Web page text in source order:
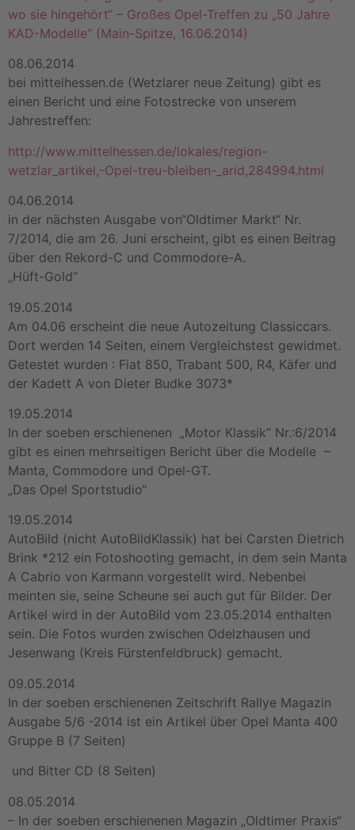
wo sie hingehört“ – Großes Opel-Treffen zu „50 Jahre
KAD-Modelle“ (Main-Spitze, 16.06.2014)
08.06.2014
bei mittelhessen.de (Wetzlarer neue Zeitung) gibt es
einen Bericht und eine Fotostrecke von unserem
Jahrestreffen:
http://www.mittelhessen.de/lokales/region-
wetzlar_artikel,-Opel-treu-bleiben-_arid,284994.html
04.06.2014
in der nächsten Ausgabe von“Oldtimer Markt“ Nr.
7/2014, die am 26. Juni erscheint, gibt es einen Beitrag
über den Rekord-C und Commodore-A.
„Hüft-Gold“
19.05.2014
Am 04.06 erscheint die neue Autozeitung Classiccars.
Dort werden 14 Seiten, einem Vergleichstest gewidmet.
Getestet wurden : Fiat 850, Trabant 500, R4, Käfer und
der Kadett A von Dieter Budke 3073*
19.05.2014
In der soeben erschienenen „Motor Klassik“ Nr.:6/2014
gibt es einen mehrseitigen Bericht über die Modelle –
Manta, Commodore und Opel-GT.
„Das Opel Sportstudio“
19.05.2014
AutoBild (nicht AutoBildKlassik) hat bei Carsten Dietrich
Brink *212 ein Fotoshooting gemacht, in dem sein Manta
A Cabrio von Karmann vorgestellt wird. Nebenbei
meinten sie, seine Scheune sei auch gut für Bilder. Der
Artikel wird in der AutoBild vom 23.05.2014 enthalten
sein. Die Fotos wurden zwischen Odelzhausen und
Jesenwang (Kreis Fürstenfeldbruck) gemacht.
09.05.2014
In der soeben erschienenen Zeitschrift Rallye Magazin
Ausgabe 5/6 -2014 ist ein Artikel über Opel Manta 400
Gruppe B (7 Seiten)
und Bitter CD (8 Seiten)
08.05.2014
– In der soeben erschienenen Magazin „Oldtimer Praxis“